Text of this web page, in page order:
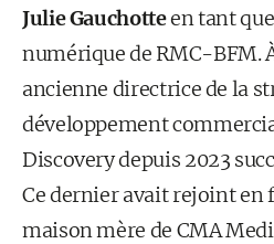
Julie Gauchotteen tant
numérique de RMC-BFM.
ancienne directrice de la
développement
Discovery depuis 2023
Ce dernier avait rejoint en
maison mère de CMA